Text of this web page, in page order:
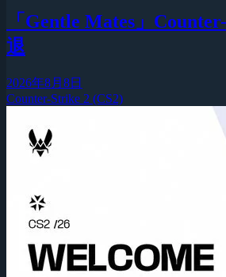
「Gentle Mates」
退
2026年8月8日
Counter-Strike 2 (CS2)